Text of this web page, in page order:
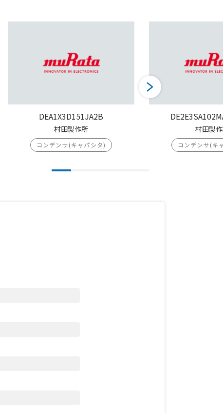
DEA1X3D151JA2B
村田製作所
コンデンサ(キャパシタ)
村田製
コンデンサ(キ